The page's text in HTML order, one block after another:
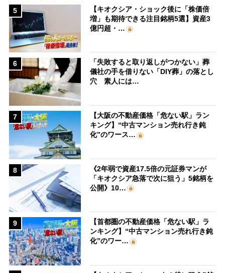
5
【キオクシア・ショック後に「株価倍
増」も期待できる注目銘柄5選】資産3
億円超・…
6
「失敗すると取り返しがつかない」葬
儀社の手を借りない「DIY葬」の落とし
穴 素人には…
7
【大阪の不動産価格「危ない駅」ラン
キング】“中古マンション売れ行き鈍
化”のワース…
8
《2年弱で資産17.5倍の元証券マンが
「キオクシア急落で次に狙う」5銘柄を
公開》10…
9
【首都圏の不動産価格「危ない駅」ラ
ンキング】“中古マンション売れ行き鈍
化”のワー…